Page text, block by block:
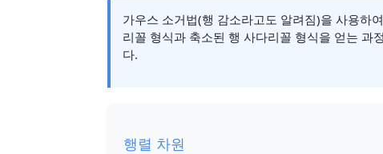
가우스 소거법(행 감소라고도 알려짐)을 사용하
리꼴 형식과 축소된 행 사다리꼴 형식을 얻는 과
다.
행렬 차원